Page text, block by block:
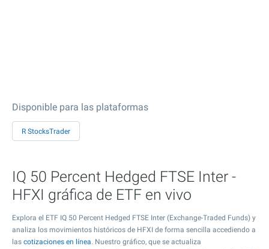
Disponible para las plataformas
R StocksTrader
IQ 50 Percent Hedged FTSE Inter -
HFXI gráfica de ETF en vivo
Explora el ETF IQ 50 Percent Hedged FTSE Inter (Exchange-Traded Funds) y
analiza los movimientos históricos de HFXI de forma sencilla accediendo a
las cotizaciones en línea. Nuestro gráfico, que se actualiza